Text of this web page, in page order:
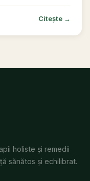
Citește →
holiste și remedii
sănătos și echilibrat.